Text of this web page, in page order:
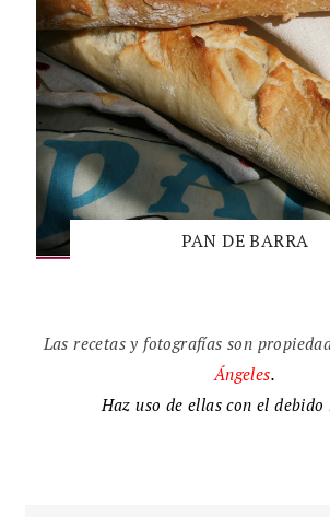
PAN DE BARRA
Las recetas y fotografías son
Ángeles.
Haz uso de ellas con el debido